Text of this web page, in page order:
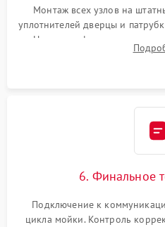
Монтаж всех узлов на
уплотнителей дверцы и
Надежная фиксация хомутов
сборка корпуса и
6. Финальное
Подключение к
цикла мойки. Контроль